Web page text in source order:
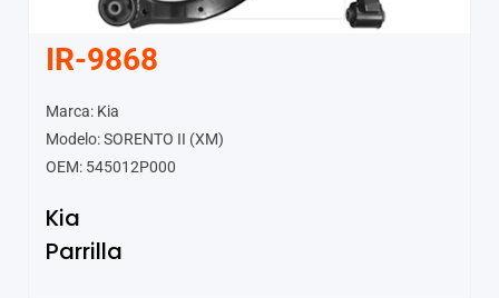
IR-9868
Marca: Kia
Modelo: SORENTO II (XM)
OEM: 545012P000
Kia
Parrilla